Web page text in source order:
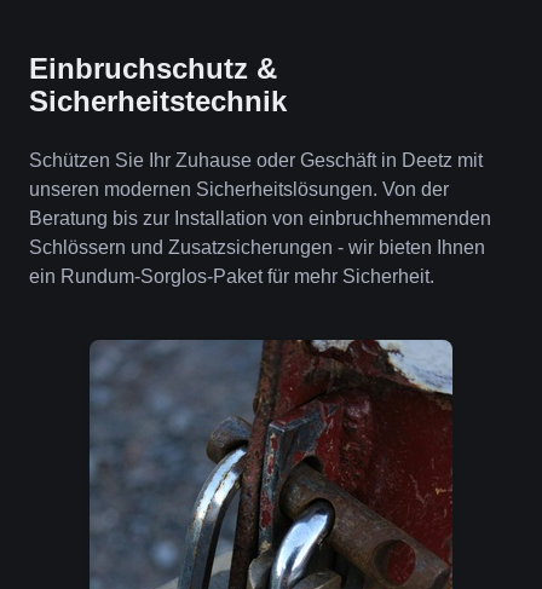
Einbruchschutz &
Sicherheitstechnik
Schützen Sie Ihr Zuhause oder Geschäft in Deetz mit
unseren modernen Sicherheitslösungen. Von der
Beratung bis zur Installation von einbruchhemmenden
Schlössern und Zusatzsicherungen - wir bieten Ihnen
ein Rundum-Sorglos-Paket für mehr Sicherheit.